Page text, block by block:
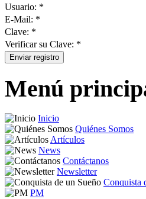
Usuario: *
E-Mail: *
Clave: *
Verificar su Clave: *
Menú
Inicio
Quiénes Somos
Artículos
News
Contáctanos
Newsletter
Conquista
PM